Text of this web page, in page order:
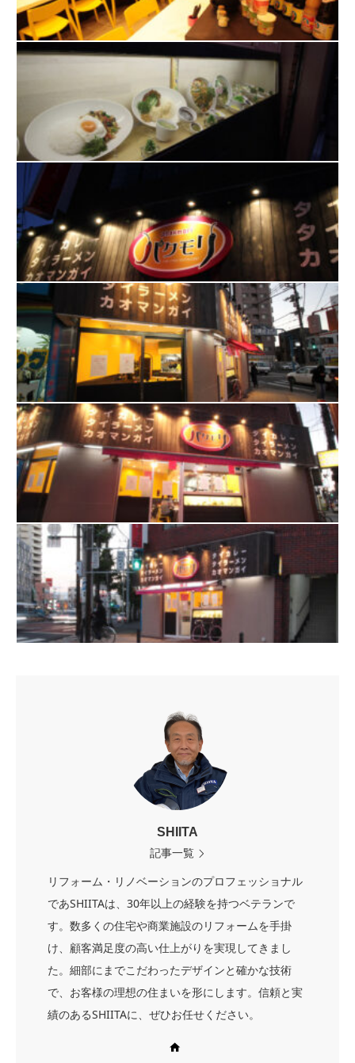
SHIITA
記事一覧
リフォーム・リノベーションのプロフェッショナル
であSHIITAは、30年以上の経験を持つベテランで
す。数多くの住宅や商業施設のリフォームを手掛
け、顧客満足度の高い仕上がりを実現してきまし
た。細部にまでこだわったデザインと確かな技術
で、お客様の理想の住まいを形にします。信頼と実
績のあるSHIITAに、ぜひお任せください。